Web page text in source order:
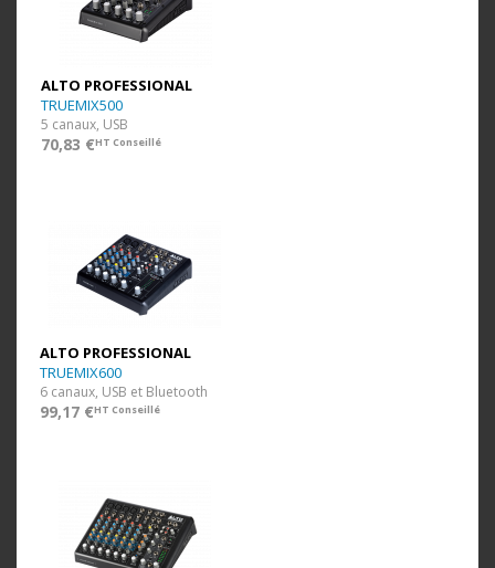
ALTO PROFESSIONAL
TRUEMIX500
5 canaux, USB
70,83 €HT Conseillé
ALTO PROFESSIONAL
TRUEMIX600
6 canaux, USB et Bluetooth
99,17 €HT Conseillé